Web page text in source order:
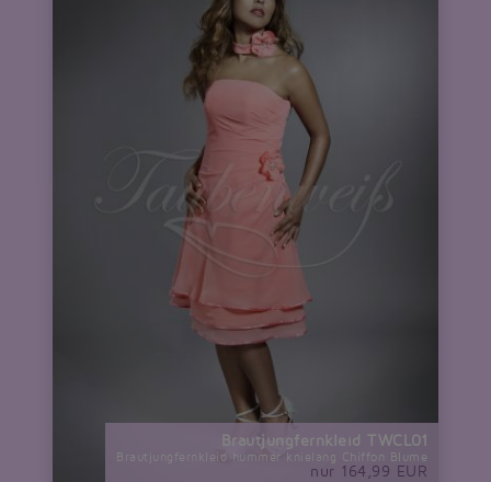
Brautjungfernkleid TWCL01
Brautjungfernkleid hummer knielang Chiffon Blume
nur 164,99 EUR